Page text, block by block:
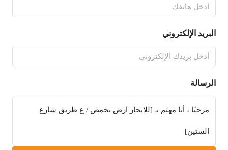
البريد الإلكتروني
الرسالة